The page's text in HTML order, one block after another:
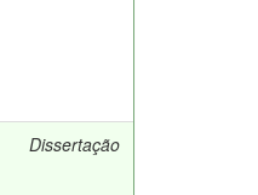
Dissertação